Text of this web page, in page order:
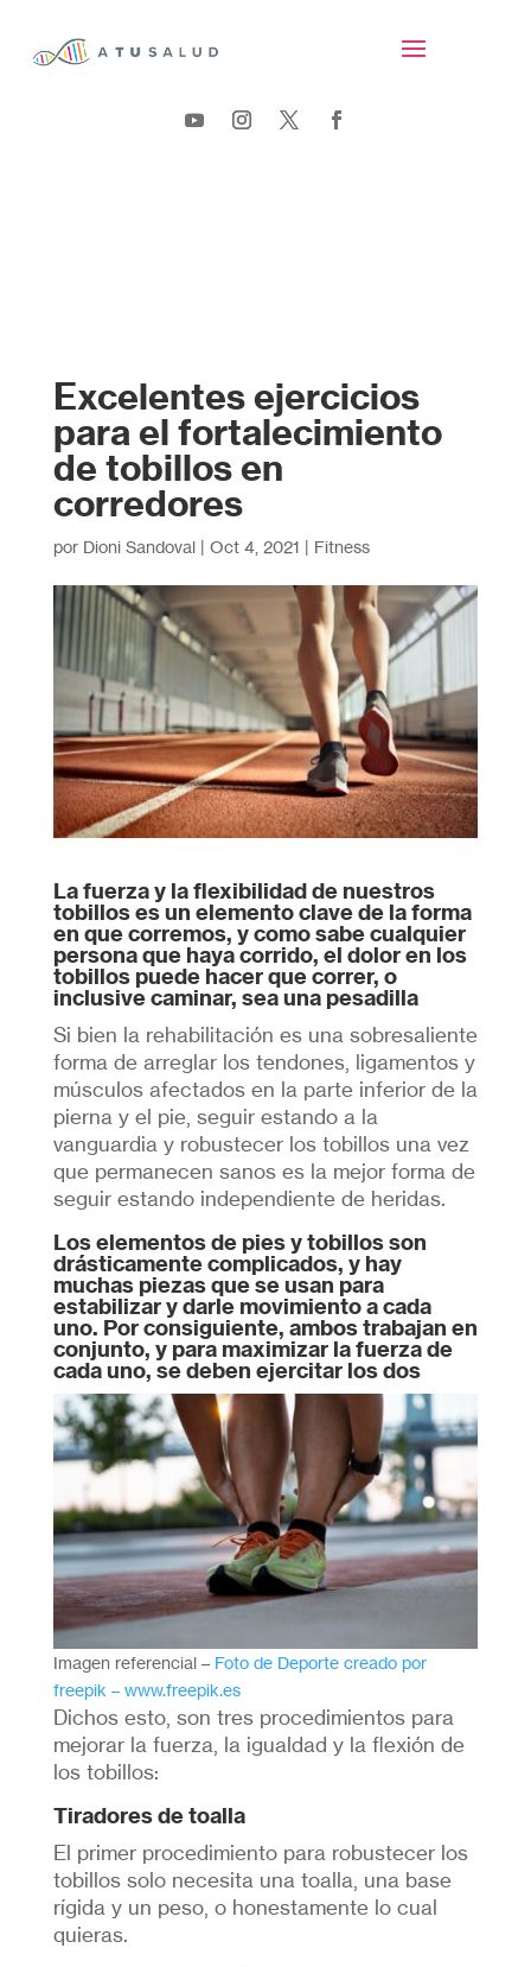
Excelentes ejercicios
para el fortalecimiento
de tobillos en
corredores
por Dioni Sandoval| Oct 4, 2021 | Fitness
La fuerza y ​​la flexibilidad de nuestros
tobillos es un elemento clave de la forma
en que corremos, y como sabe cualquier
persona que haya corrido, el dolor en los
tobillos puede hacer que correr, o
inclusive caminar, sea una pesadilla
Si bien la rehabilitación es una sobresaliente
forma de arreglar los tendones, ligamentos y
músculos afectados en la parte inferior de la
pierna y el pie, seguir estando a la
vanguardia y robustecer los tobillos una vez
que permanecen sanos es la mejor forma de
seguir estando independiente de heridas.
Los elementos de pies y tobillos son
drásticamente complicados, y hay
muchas piezas que se usan para
estabilizar y darle movimiento a cada
uno. Por consiguiente, ambos trabajan en
conjunto, y para maximizar la fuerza de
cada uno, se deben ejercitar los dos
Imagen referencial – Foto de Deporte creado por
freepik – www.freepik.es
Dichos esto, son tres procedimientos para
mejorar la fuerza, la igualdad y la flexión de
los tobillos:
Tiradores de toalla
El primer procedimiento para robustecer los
tobillos solo necesita una toalla, una base
rígida y un peso, o honestamente lo cual
quieras.